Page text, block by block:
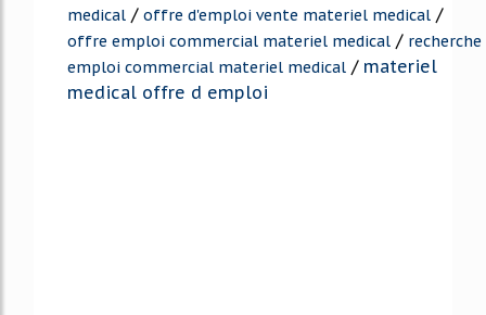
medical / offre d'emploi vente materiel medical /
offre emploi commercial materiel medical / recherche
emploi commercial materiel medical / materiel
medical offre d emploi